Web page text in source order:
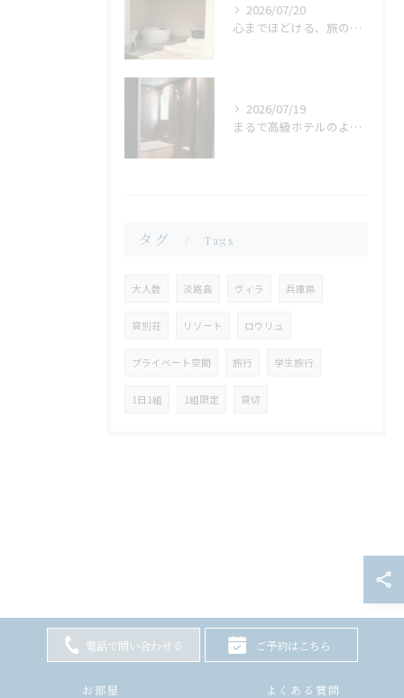
2026/07/20
心までほどける、旅の締めくくり。広々ジャグジーで味わう、ゆったりとしたリラックスタイム
2026/07/19
まるで高級ホテルのような非日常。ガラス張りのバスルームで味わう贅沢なひととき
タグ Tags
大人数 淡路島 ヴィラ 兵庫県
貸別荘 リゾート ロウリュ
プライベート空間 旅行 学生旅行
1日1組 1組限定 貸切
電話で問い合わせる ご予約はこちら
お部屋 よくある質問